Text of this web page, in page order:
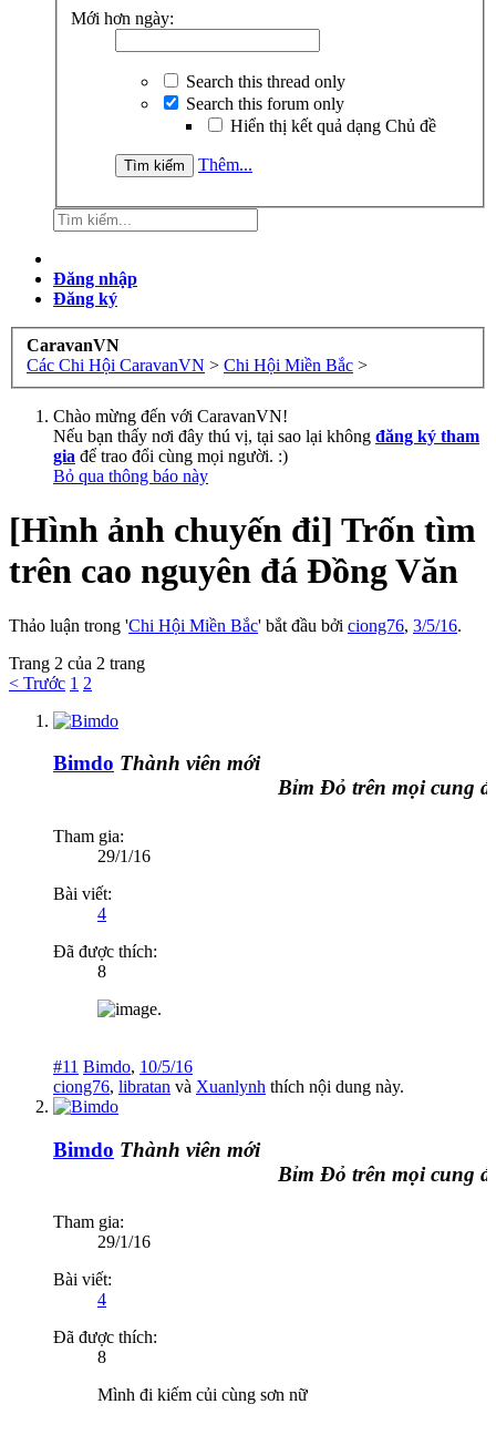
Mới hơn ngày:
Search this thread only
Search this forum only
Hiển thị kết quả dạng Chủ đề
Thêm...
Đăng nhập
Đăng ký
CaravanVN
Các Chi Hội CaravanVN > Chi Hội Miền Bắc >
Chào mừng đến với CaravanVN!
Nếu bạn thấy nơi đây thú vị, tại sao lại không đăng ký tham
gia để trao đổi cùng mọi người. :)
Bỏ qua thông báo này
[Hình ảnh chuyến đi] Trốn tìm
trên cao nguyên đá Đồng Văn
Thảo luận trong 'Chi Hội Miền Bắc' bắt đầu bởi ciong76, 3/5/16.
Trang 2 của 2 trang
< Trước 1 2
Bimdo Thành viên mới
Bỉm Đỏ trên mọi cung
Tham gia:
29/1/16
Bài viết:
4
Đã được thích:
8
#11 Bimdo, 10/5/16
ciong76, libratan và Xuanlynh thích nội dung này.
Bimdo Thành viên mới
Bỉm Đỏ trên mọi cung
Tham gia:
29/1/16
Bài viết:
4
Đã được thích:
8
Mình đi kiếm củi cùng sơn nữ